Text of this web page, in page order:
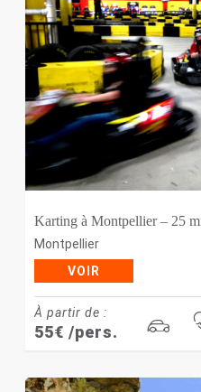
Karting à Montpellier – 25
Montpellier
VOIR
À partir de :
55€ /pers.